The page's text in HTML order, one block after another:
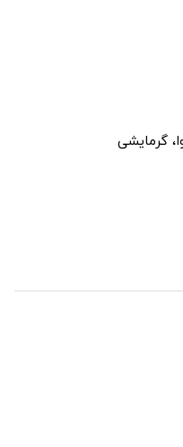
گرمایشی